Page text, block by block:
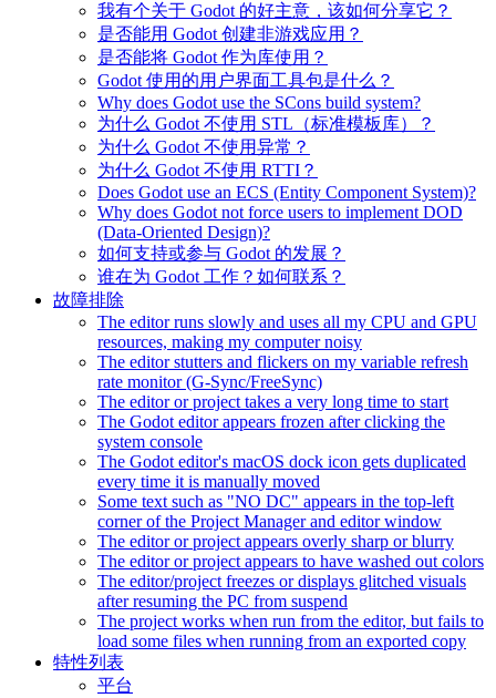
我有个关于 Godot 的好主意，该如何分享它？
是否能用 Godot 创建非游戏应用？
是否能将 Godot 作为库使用？
Godot 使用的用户界面工具包是什么？
Why does Godot use the SCons build system?
为什么 Godot 不使用 STL（标准模板库）？
为什么 Godot 不使用异常？
为什么 Godot 不使用 RTTI？
Does Godot use an ECS (Entity Component System)?
Why does Godot not force users to implement DOD
(Data-Oriented Design)?
如何支持或参与 Godot 的发展？
谁在为 Godot 工作？如何联系？
故障排除
The editor runs slowly and uses all my CPU and GPU
resources, making my computer noisy
The editor stutters and flickers on my variable refresh
rate monitor (G-Sync/FreeSync)
The editor or project takes a very long time to start
The Godot editor appears frozen after clicking the
system console
The Godot editor's macOS dock icon gets duplicated
every time it is manually moved
Some text such as "NO DC" appears in the top-left
corner of the Project Manager and editor window
The editor or project appears overly sharp or blurry
The editor or project appears to have washed out colors
The editor/project freezes or displays glitched visuals
after resuming the PC from suspend
The project works when run from the editor, but fails to
load some files when running from an exported copy
特性列表
平台